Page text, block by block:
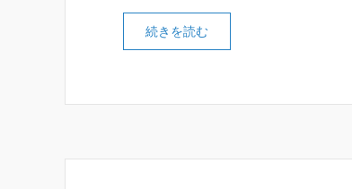
続きを読む